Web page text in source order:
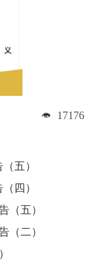
17176
五）
四）
（五）
（二）